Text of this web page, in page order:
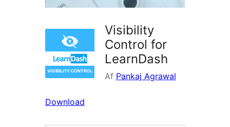
Visibility
Control for
LearnDash
Af Pankaj Agrawal
Download